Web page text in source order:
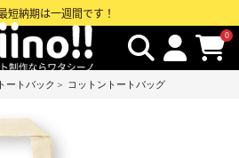
短納期は一週間です！
0
トートバック ＞ コットントートバッグ